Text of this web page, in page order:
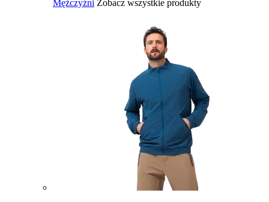
Mężczyźni Zobacz wszystkie produkty